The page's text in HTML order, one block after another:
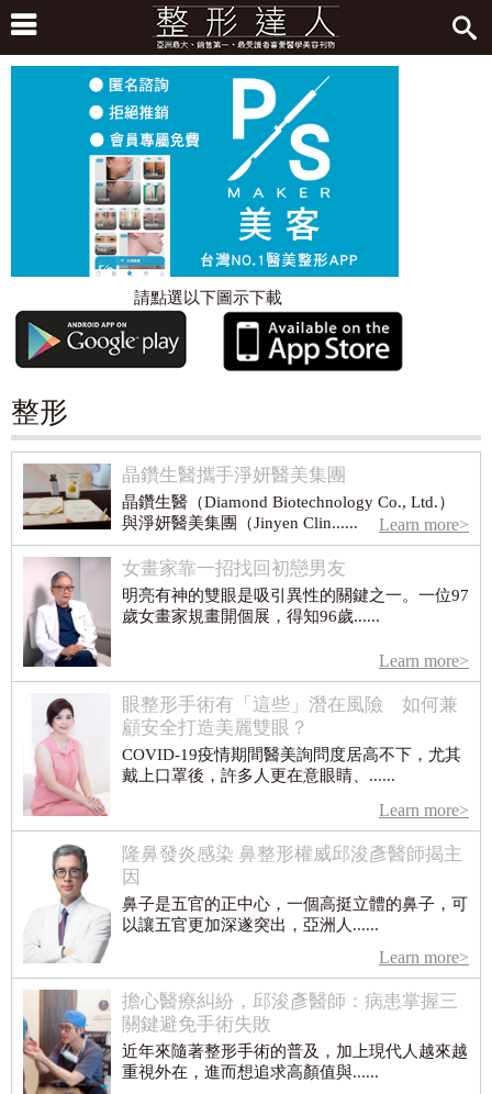
請點選以下圖示下載
整形
晶鑽生醫攜手淨妍醫美集團
晶鑽生醫（Diamond Biotechnology Co., Ltd.）
與淨妍醫美集團（Jinyen Clin......
Learn more>
女畫家靠一招找回初戀男友
明亮有神的雙眼是吸引異性的關鍵之一。一位97
歲女畫家規畫開個展，得知96歲......
Learn more>
眼整形手術有「這些」潛在風險 如何兼
顧安全打造美麗雙眼？
COVID-19疫情期間醫美詢問度居高不下，尤其
戴上口罩後，許多人更在意眼睛、......
Learn more>
隆鼻發炎感染 鼻整形權威邱浚彥醫師揭主
因
鼻子是五官的正中心，一個高挺立體的鼻子，可
以讓五官更加深遂突出，亞洲人......
Learn more>
擔心醫療糾紛，邱浚彥醫師：病患掌握三
關鍵避免手術失敗
近年來隨著整形手術的普及，加上現代人越來越
重視外在，進而想追求高顏值與......